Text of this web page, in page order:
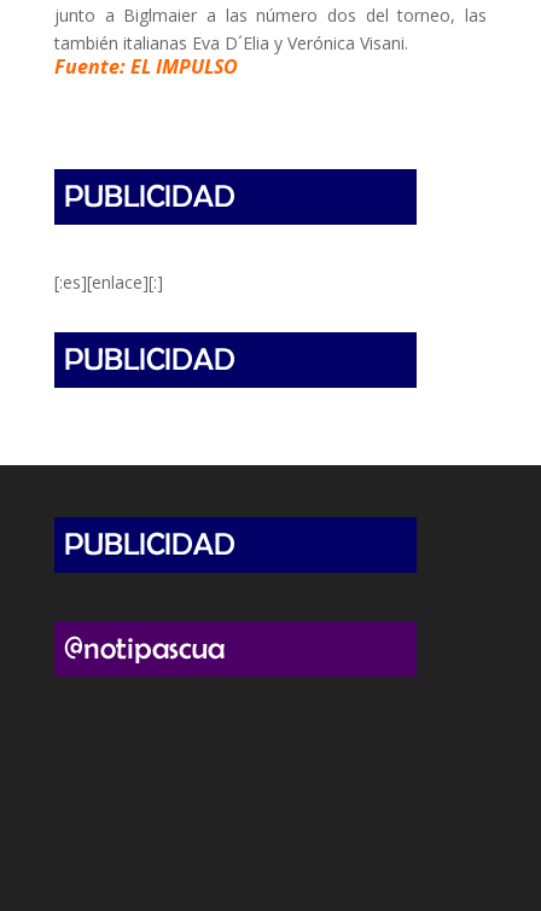
junto a Biglmaier a las número dos del torneo, las
también italianas Eva D´Elia y Verónica Visani.
Fuente: EL IMPULSO
[:es][enlace][:]